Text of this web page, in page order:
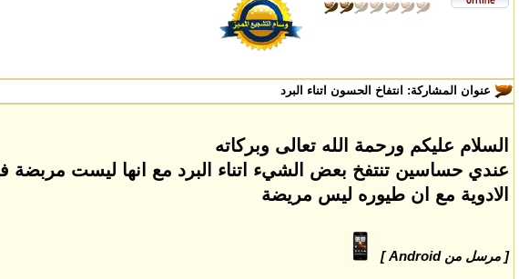
عنوان المشاركة: انتفاخ الحسون اتناء البرد
السلام عليكم ورحمة الله تعالى وبركاته
عندي حساسين تنتفخ بعض الشيء اتناء البرد مع انها ليست مربضة
الادوية مع ان طيوره ليس مريضة
[ مرسل من Android ]